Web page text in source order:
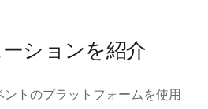
ションを紹介
トのプラットフォームを使用